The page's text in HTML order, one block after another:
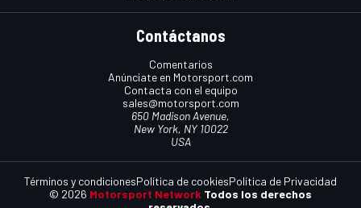
Contáctanos
Comentarios
Anúnciate en Motorsport.com
Contacta con el equipo
sales@motorsport.com
650 Madison Avenue,
New York, NY 10022
USA
© 2026 Motorsport Network Todos los derechos
Términos y condicionesPolítica de cookiesPolítica de Privacidad